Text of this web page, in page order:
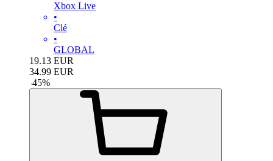
Xbox Live
•
Clé
•
GLOBAL
19.13 EUR
34.99 EUR
-45%